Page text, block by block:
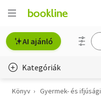
AI ajánló
Kategóriák
Életmód, egészség
Könyv Gyermek- és ifjúsági